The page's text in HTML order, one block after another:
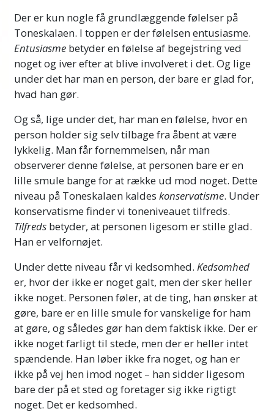
se på personens øjne.
Følelsernes Toneskala er et overordentligt
effektivt redskab til at hjælpe dig med at
forstå menneskers følelser ogforudsige
deres adfærd. Med den kan du vide, hvad du
på noget tidspunkt, det være sig en vred
mand, en, der er meget stille og ked af det
hele tiden, eller en person, der keder sig eller
er glad. Og du kan vide, hvem du kan forvente
vil modtage din kommunikation godt og
bidrage til den.
Vigtig bemærkning
Når du tager dette kursus, så vær meget
sikker på, at du aldrig går forbi et ord, du ikke
fuldt ud forstår. Den eneste grund til, at en
person opgiver et studium eller bliver
forvirret eller ude af stand til at lære noget,
er, at han er gået forbi et ord, han ikke
forstod.Mere
Der er kun nogle få grundlæggende følelser på
Toneskalaen. I toppen er der følelsenentusiasme.
Entusiasme betyder en følelse af begejstring ved
noget og iver efter at blive involveret i det. Og lige
under det har man en person, der bare er glad for,
hvad han gør.
Og så, lige under det, har man en følelse, hvor en
person holder sig selv tilbage fra åbent at være
lykkelig. Man får fornemmelsen, når man
observerer denne følelse, at personen bare er en
lille smule bange for at række ud mod noget. Dette
niveau på Toneskalaen kaldes konservatisme. Under
konservatisme finder vi toneniveauet tilfreds.
Tilfreds betyder, at personen ligesom er stille glad.
Han er velfornøjet.
Under dette niveau får vi kedsomhed. Kedsomhed
er, hvor der ikke er noget galt, men der sker heller
ikke noget. Personen føler, at de ting, han ønsker at
gøre, bare er en lille smule for vanskelige for ham
at gøre, og således gør han dem faktisk ikke. Der er
ikke noget farligt til stede, men der er heller intet
spændende. Han løber ikke fra noget, og han er
ikke på vej hen imod noget – han sidder ligesom
bare der på et sted og foretager sig ikke rigtigt
noget. Det er kedsomhed.